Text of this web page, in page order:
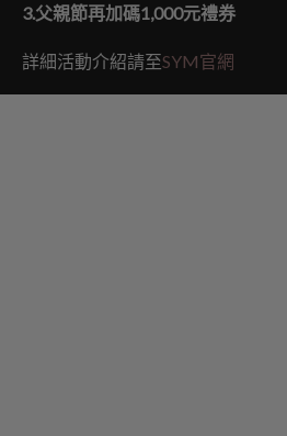
3.父親節再加碼1,000元禮券
詳細活動介紹請至SYM官網